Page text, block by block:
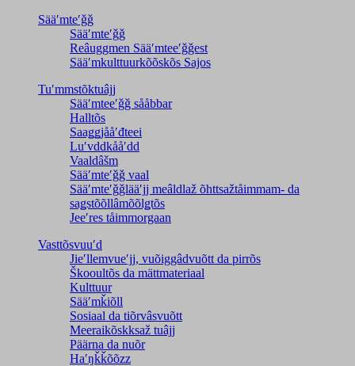
Sääʹmteʹǧǧ
Sääʹmteʹǧǧ
Reâuggmen Sääʹmteeʹǧǧest
Sääʹmkulttuurkõõskõs Sajos
Tuʹmmstõktuâjj
Sääʹmteeʹǧǧ sååbbar
Halltõs
Saaǥǥjååʹđteei
Luʹvddkååʹdd
Vaaldâšm
Sääʹmteʹǧǧ vaal
Sääʹmteʹǧǧlääʹjj meâldlaž õhttsažtåimmam- da
saǥstõõllâmõõlǥtõs
Jeeʹres tåimmorgaan
Vasttõsvuuʹd
Jieʹllemvueʹjj, vuõiggâdvuõtt da pirrõs
Škooultõs da mättmateriaal
Kulttuur
Sääʹmǩiõll
Sosiaal da tiõrvâsvuõtt
Meeraikõskksaž tuâjj
Päärna da nuõr
Haʹŋǩǩõõzz